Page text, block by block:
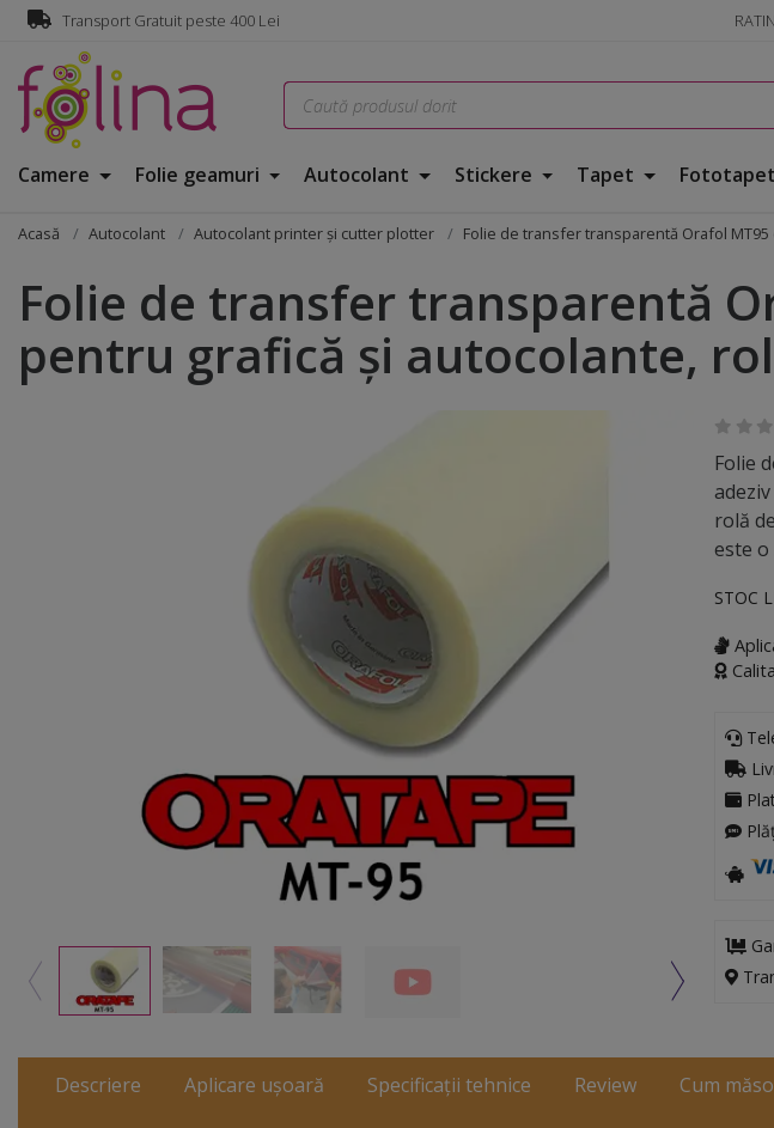
Transport Gratuit peste 400 Lei
Camere Folie geamuri Autocolant Stickere Tapet Fototapet
Acasă Autocolant Autocolant printer și cutter plotter Folie de transfer transparentă Orafol
Folie de transfer transparentă
pentru grafică și autocolante,
Folie
rolă
este o
STOC
Descriere Aplicare ușoară Specificații tehnice Review Cum